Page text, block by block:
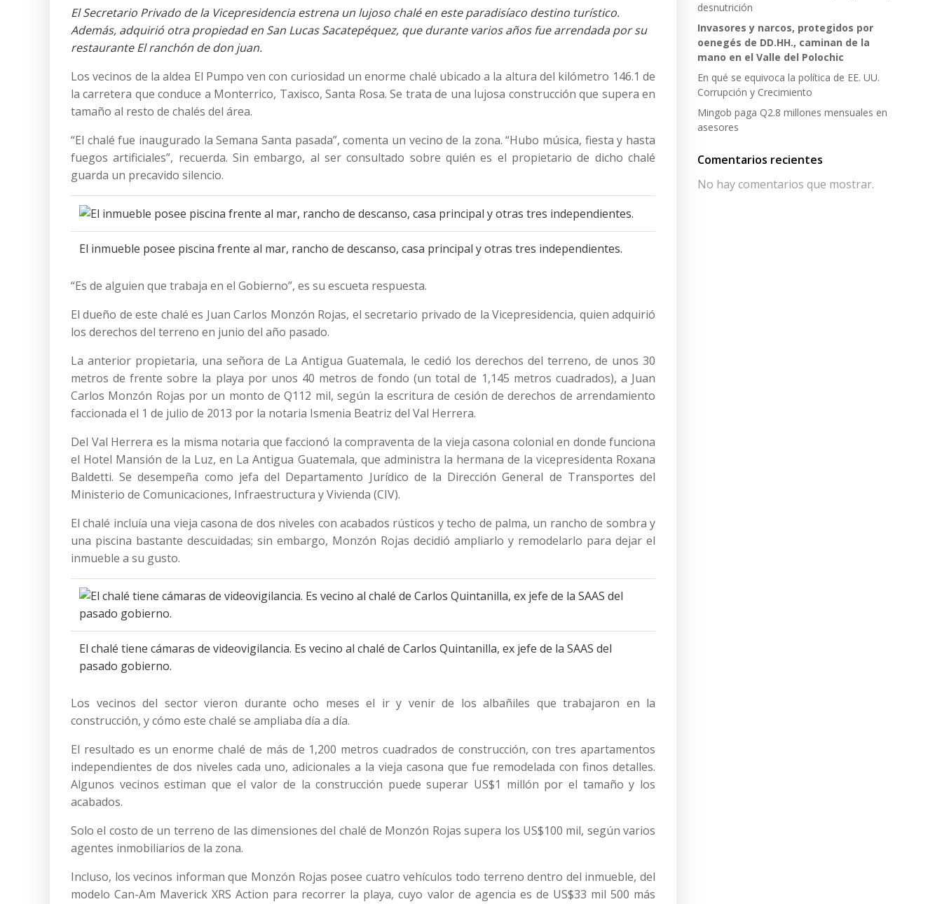
El Secretario Privado de la Vicepresidencia estrena un lujoso chalé en este paradisíaco destino turístico.
Además, adquirió otra propiedad en San Lucas Sacatepéquez, que durante varios años fue arrendada por su
restaurante El ranchón de don juan.
Los vecinos de la aldea El Pumpo ven con curiosidad un enorme chalé ubicado a la altura del kilómetro 146.1 de
la carretera que conduce a Monterrico, Taxisco, Santa Rosa. Se trata de una lujosa construcción que supera en
tamaño al resto de chalés del área.
“El chalé fue inaugurado la Semana Santa pasada”, comenta un vecino de la zona. “Hubo música, fiesta y hasta
fuegos artificiales”, recuerda. Sin embargo, al ser consultado sobre quién es el propietario de dicho chalé
guarda un precavido silencio.
El inmueble posee piscina frente al mar, rancho de descanso, casa principal y otras tres independientes.
“Es de alguien que trabaja en el Gobierno”, es su escueta respuesta.
El dueño de este chalé es Juan Carlos Monzón Rojas, el secretario privado de la Vicepresidencia, quien adquirió
los derechos del terreno en junio del año pasado.
La anterior propietaria, una señora de La Antigua Guatemala, le cedió los derechos del terreno, de unos 30
metros de frente sobre la playa por unos 40 metros de fondo (un total de 1,145 metros cuadrados), a Juan
Carlos Monzón Rojas por un monto de Q112 mil, según la escritura de cesión de derechos de arrendamiento
faccionada el 1 de julio de 2013 por la notaria Ismenia Beatriz del Val Herrera.
Del Val Herrera es la misma notaria que faccionó la compraventa de la vieja casona colonial en donde funciona
el Hotel Mansión de la Luz, en La Antigua Guatemala, que administra la hermana de la vicepresidenta Roxana
Baldetti. Se desempeña como jefa del Departamento Jurídico de la Dirección General de Transportes del
Ministerio de Comunicaciones, Infraestructura y Vivienda (CIV).
El chalé incluía una vieja casona de dos niveles con acabados rústicos y techo de palma, un rancho de sombra y
una piscina bastante descuidadas; sin embargo, Monzón Rojas decidió ampliarlo y remodelarlo para dejar el
inmueble a su gusto.
El chalé tiene cámaras de videovigilancia. Es vecino al chalé de Carlos Quintanilla, ex jefe de la SAAS del
pasado gobierno.
Los vecinos del sector vieron durante ocho meses el ir y venir de los albañiles que trabajaron en la
construcción, y cómo este chalé se ampliaba día a día.
El resultado es un enorme chalé de más de 1,200 metros cuadrados de construcción, con tres apartamentos
independientes de dos niveles cada uno, adicionales a la vieja casona que fue remodelada con finos detalles.
Algunos vecinos estiman que el valor de la construcción puede superar US$1 millón por el tamaño y los
acabados.
Solo el costo de un terreno de las dimensiones del chalé de Monzón Rojas supera los US$100 mil, según varios
agentes inmobiliarios de la zona.
Incluso, los vecinos informan que Monzón Rojas posee cuatro vehículos todo terreno dentro del inmueble, del
modelo Can-Am Maverick XRS Action para recorrer la playa, cuyo valor de agencia es de US$33 mil 500 más
desnutrición
Invasores y narcos, protegidos por
oenegés de DD.HH., caminan de la
mano en el Valle del Polochic
En qué se equivoca la política de EE. UU.
Corrupción y Crecimiento
Mingob paga Q2.8 millones mensuales en
asesores
Comentarios recientes
No hay comentarios que mostrar.